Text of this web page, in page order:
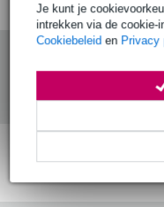
Je kunt je
intrekken via de cookie-
Cookiebeleid en Privacy